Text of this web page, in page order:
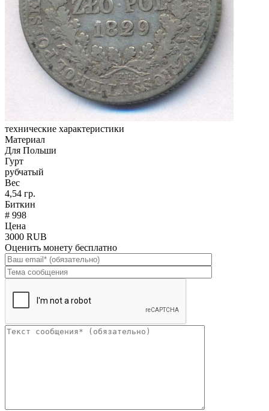
технические характеристики
Материал
Для Польши
Гурт
рубчатый
Вес
4,54 гр.
Биткин
# 998
Цена
3000 RUB
Оценить монету бесплатно